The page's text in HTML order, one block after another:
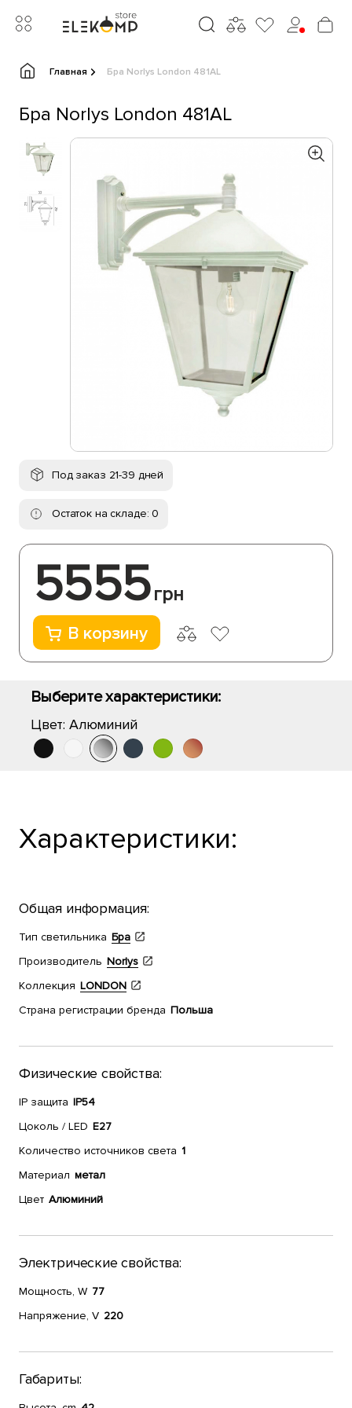
Главная Бра Norlys London 481AL
Бра Norlys London 481AL
Под заказ 21-39 дней
Остаток на складе: 0
5555грн
В корзину
Выберите характеристики:
Цвет: Алюминий
Характеристики:
Общая информация:
Тип светильника Бра
Производитель Norlys
Коллекция LONDON
Страна регистрации бренда Польша
Физические свойства:
IP защита IP54
Цоколь / LED E27
Количество источников света 1
Материал метал
Цвет Алюминий
Электрические свойства:
Мощность, W 77
Напряжение, V 220
Габариты: